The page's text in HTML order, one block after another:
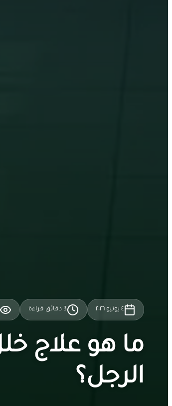
٤ يونيو ٢٠٢٦ 3 دقائق قراءة
ما هو علاج
الرجل؟